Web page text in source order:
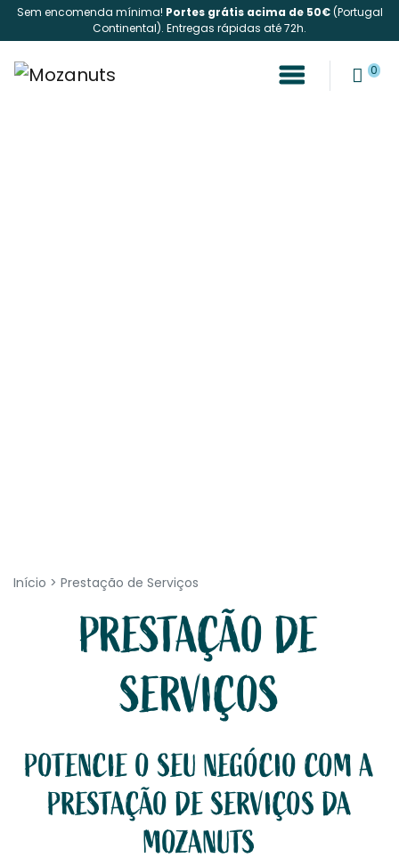
Sem encomenda mínima! Portes grátis acima de 50€(Portugal
Continental). Entregas rápidas até 72h.
0
Início > Prestação de Serviços
PRESTAÇÃO DE
SERVIÇOS
POTENCIE O SEU NEGÓCIO COM A
PRESTAÇÃO DE SERVIÇOS DA
MOZANUTS